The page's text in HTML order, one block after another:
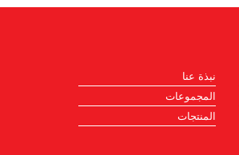
نبذة عنا
المجموعات
المنتجات